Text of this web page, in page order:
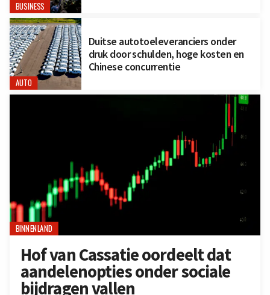
BUSINESS
AUTO
Duitse autotoeleveranciers onder
druk door schulden, hoge kosten en
Chinese concurrentie
BINNENLAND
Hof van Cassatie oordeelt dat
aandelenopties onder sociale
bijdragen vallen